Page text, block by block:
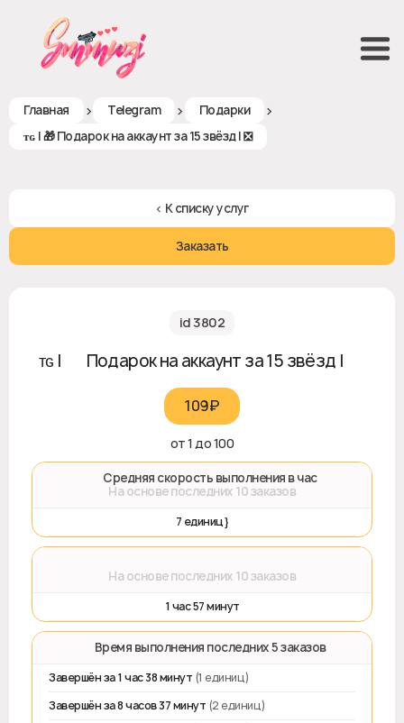
Главная > Telegram > Подарки >
ᴛɢ | 🎁 Подарок на аккаунт за 15 звёзд | ❎
< К списку услуг
Заказать
id 3802
ᴛɢ | 🎁 Подарок на аккаунт за 15 звёзд | ❎
109₽‎
от 1 до 100
🚀 Средняя скорость выполнения в час
На основе последних 10 заказов
7 единиц}
На основе последних 10 заказов
1 час 57 минут
⏱️ Время выполнения последних 5 заказов
Завершён за 1 час 38 минут (1 единиц)
Завершён за 8 часов 37 минут (2 единиц)